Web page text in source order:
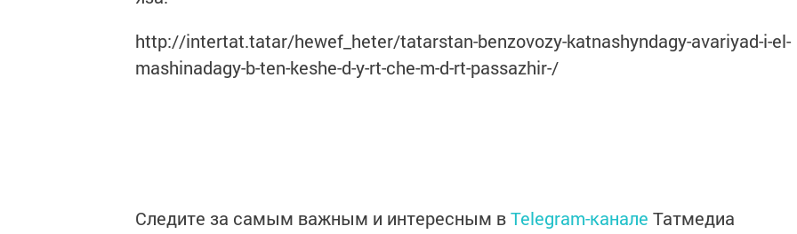
http://intertat.tatar/hewef_heter/tatarstan-benzovozy-katnashyndagy-avariyad-i-el-
mashinadagy-b-ten-keshe-d-y-rt-che-m-d-rt-passazhir-/
Следите за самым важным и интересным вTelegram-канале Татмедиа